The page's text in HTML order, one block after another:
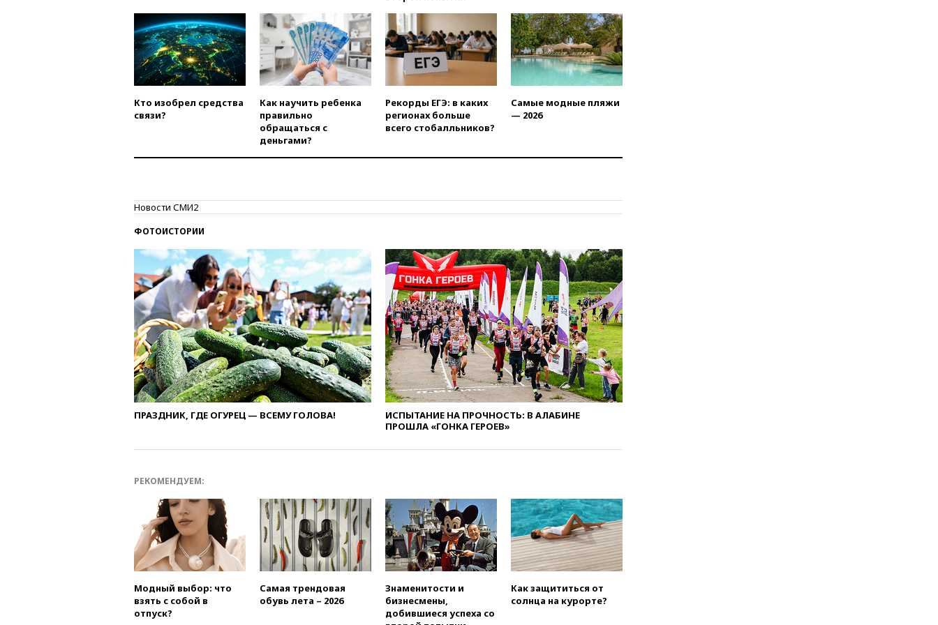
Мужчина получил
ранения при атаке дрона на
Белгородскую область
Bloomberg:
авиакомпании США обязали
проверить самолеты Boeing на
наличие трещин
17:35
окна 10-го этажа
расследует серию
самоубийств своих служащих
полеты в аэропорту
Геленджика
16:50
В Братиславе загорелся
крупнейший НПЗ Slovnaft
16:45«Яблоко» подаст иск к
депутату Госдумы Алексею
Журавлеву
16:35Мельникова и еще
шесть гимнастов сборной
России не получили визы на
ЧЕ
16:16Движение по
перекрывали второй раз за
АФК «Наследие» получили от
шести до 12 лет колонии
15:45
Верховный суд 10
августа рассмотрит иск о
снятии «Яблока» с выборов
пострадали при пожаре на
складе с красками в Брянске
Кто изобрел средства
связи?
Как научить ребенка
правильно
обращаться с
деньгами?
Рекорды ЕГЭ: в каких
регионах больше
всего стобалльников?
Самые модные пляжи
— 2026
Новости СМИ2
ФОТОИСТОРИИ
ПРАЗДНИК, ГДЕ ОГУРЕЦ — ВСЕМУ ГОЛОВА!
ИСПЫТАНИЕ НА ПРОЧНОСТЬ: В АЛАБИНЕ
ПРОШЛА «ГОНКА ГЕРОЕВ»
РЕКОМЕНДУЕМ:
Модный выбор: что
взять с собой в
отпуск?
Самая трендовая
обувь лета – 2026
Знаменитости и
бизнесмены,
добившиеся успеха со
Как защититься от
солнца на курорте?